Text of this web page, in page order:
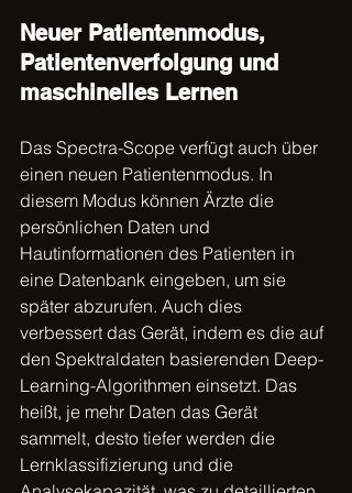
Neuer Patientenmodus,
Patientenverfolgung und
maschinelles Lernen
Das Spectra-Scope verfügt auch über
einen neuen Patientenmodus. In
diesem Modus können Ärzte die
persönlichen Daten und
Hautinformationen des Patienten in
eine Datenbank eingeben, um sie
später abzurufen. Auch dies
verbessert das Gerät, indem es die auf
den Spektraldaten basierenden Deep-
Learning-Algorithmen einsetzt. Das
heißt, je mehr Daten das Gerät
sammelt, desto tiefer werden die
Lernklassifizierung und die